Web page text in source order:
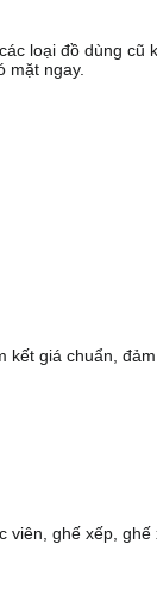
loại đồ dùng cũ
mặt ngay.
giá chuẩn,
viên, ghế xếp,